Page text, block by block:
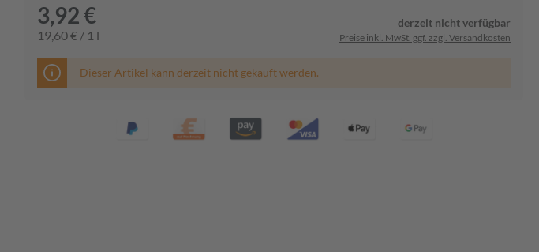
3,92 €
19,60 € / 1 l
derzeit nicht verfügbar
Preise inkl. MwSt. ggf. zzgl. Versandkosten
Dieser Artikel kann derzeit nicht gekauft werden.